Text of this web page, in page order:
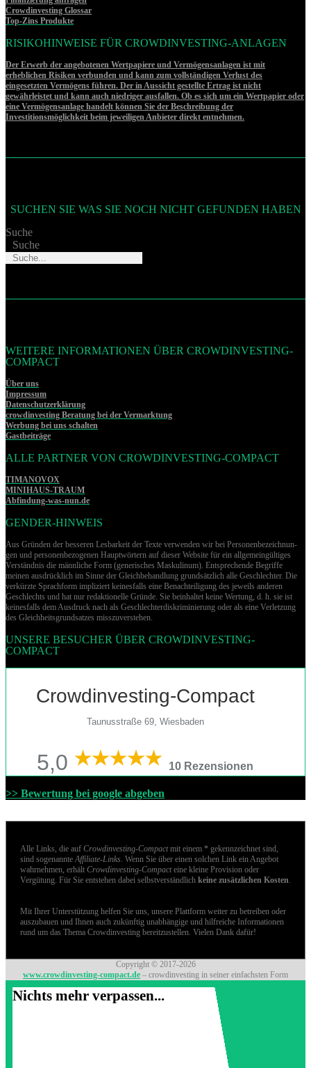
Crowdinvesting Glossar
Top-Zins Produkte
RISIKOHINWEISE FÜR CROWDINVESTING-ANLAGEN
Der Erwerb der angebotenen Wertpapiere und Vermögensanlagen ist mit
erheblichen Risiken verbunden und kann zum vollständigen Verlust des
eingesetzten Vermögens führen. Der in Aussicht gestellte Ertrag ist nicht
gewährleistet und kann auch niedriger ausfallen. Ob es sich um ein Wertpapier oder
eine Vermögensanlage handelt können Sie der Beschreibung der
Investitionsmöglichkeit beim jeweiligen Anbieter direkt entnehmen.
SUCHEN SIE WAS SIE NOCH NICHT GEFUNDEN HABEN
Suche
Suche
WEITERE INFORMATIONEN ÜBER CROWDINVESTING-
COMPACT
Über uns
Impressum
Datenschutzerklärung
crowdinvesting Beratung bei der Vermarktung
Werbung bei uns schalten
Gastbeiträge
ALLE PARTNER VON CROWDINVESTING-COMPACT
TIMANOVOX
MINIHAUS-TRAUM
Abfindung-was-nun.de
GENDER-HINWEIS
Aus Gründen der besseren Lesbarkeit der Texte verwenden wir bei Per­so­nen­be­zeich­nun­
gen und per­so­nen­be­zo­ge­nen Hauptwörtern auf dieser Website für ein allgemeingültiges
Verständnis die männliche Form (generisches Maskulinum). Entsprechende Begriffe
meinen ausdrücklich im Sinne der Gleichbehandlung grund­sätz­lich alle Geschlechter. Die
verkürzte Sprachform impliziert keinesfalls eine Benachteiligung des jeweils anderen
Geschlechts und hat nur redaktionelle Gründe. Sie beinhaltet keine Wertung, d. h. sie ist
keinesfalls dem Ausdruck nach als Geschlechterdiskriminierung oder als eine Verletzung
des Gleich­heits­grund­sat­zes misszuverstehen.
UNSERE BESUCHER ÜBER CROWDINVESTING-
COMPACT
Crowdinvesting-Compact
Taunusstraße 69, Wiesbaden
5,0 10 Rezensionen
>> Bewertung bei google abgeben
Alle Links, die auf Crowdinvesting-Compactmit einem * gekennzeichnet sind,
sind sogenannteAffiliate-Links. Wenn Sie über einen solchen Link ein Angebot
wahrnehmen, erhält Crowdinvesting-Compacteine kleine Provision oder
Vergütung. Für Sie entstehen dabei selbstverständlich keine zusätzlichen Kosten.
Mit Ihrer Unterstützung helfen Sie uns, unsere Plattform weiter zu betreiben oder
auszubauen und Ihnen auch zukünftig unabhängige und hilfreiche Informationen
rund um das Thema Crowdinvesting bereitzustellen. Vielen Dank dafür!
Copyright © 2017-2026
www.crowdinvesting-compact.de – crowdinvesting in seiner einfachsten Form
Nichts mehr verpassen...